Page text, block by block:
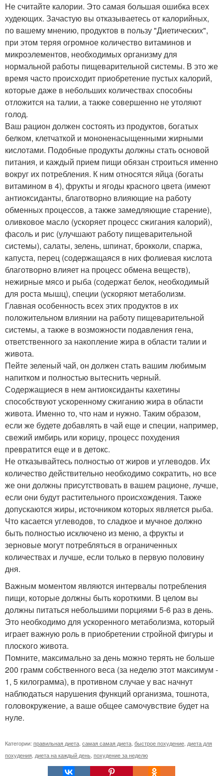
Не считайте калории. Это самая большая ошибка всех
худеющих. Зачастую вы отказываетесь от калорийных,
по вашему мнению, продуктов в пользу "Диетических",
при этом теряя огромное количество витаминов и
микроэлементов, необходимых организму для
нормальной работы пищеварительной системы. В это же
время часто происходит приобретение пустых калорий,
которые даже в небольших количествах способны
отложится на талии, а также совершенно не утоляют
голод.
Ваш рацион должен состоять из продуктов, богатых
белком, клетчаткой и мононенасыщенными жирными
кислотами. Подобные продукты должны стать основой
питания, и каждый прием пищи обязан строиться именно
вокруг их потребления. К ним относятся яйца (богаты
витамином в 4), фрукты и ягоды красного цвета (имеют
антиоксиданты, благотворно влияющие на работу
обменных процессов, а также замедляющие старение),
оливковое масло (ускоряет процесс сжигания калорий),
фасоль и рис (улучшают работу пищеварительной
системы), салаты, зелень, шпинат, брокколи, спаржа,
капуста, перец (содержащаяся в них фолиевая кислота
благотворно влияет на процесс обмена веществ),
нежирные мясо и рыба (содержат белок, необходимый
для роста мышц), специи (ускоряют метаболизм.
Главная особенность всех этих продуктов в их
положительном влиянии на работу пищеварительной
системы, а также в возможности подавления гена,
ответственного за накопление жира в области талии и
живота.
Пейте зеленый чай, он должен стать вашим любимым
напитком и полностью вытеснить черный.
Содержащиеся в нем антиоксиданты кахетины
способствуют ускоренному сжиганию жира в области
живота. Именно то, что нам и нужно. Таким образом,
если же будете добавлять в чай еще и специи, например,
свежий имбирь или корицу, процесс похудения
превратится еще и в детокс.
Не отказывайтесь полностью от жиров и углеводов. Их
количество действительно необходимо сократить, но все
же они должны присутствовать в вашем рационе, лучше,
если они будут растительного происхождения. Также
допускаются жиры, источником которых является рыба.
Что касается углеводов, то сладкое и мучное должно
быть полностью исключено из меню, а фрукты и
зерновые могут потребляться в ограниченных
количествах и лучше, если только в первую половину
дня.
Важным моментом являются интервалы потребления
пищи, которые должны быть короткими. В целом вы
должны питаться небольшими порциями 5-6 раз в день.
Это необходимо для ускоренного метаболизма, который
играет важную роль в приобретении стройной фигуры и
плоского живота.
Помните, максимально за день можно терять не больше
200 грамм собственного веса (за неделю этот максимум -
1, 5 килограмма), в противном случае у вас начнут
наблюдаться нарушения функций организма, тошнота,
головокружение, а ваше общее самочувствие будет на
нуле.
Категории: правильная диета самая самая диета быстрое похудение диета для
похудения диета на каждый день похудение за неделю